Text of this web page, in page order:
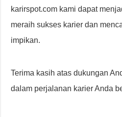
karirspot.com kami dapat
meraih sukses karier dan
impikan.
Terima kasih atas dukungan
dalam perjalanan karier Anda